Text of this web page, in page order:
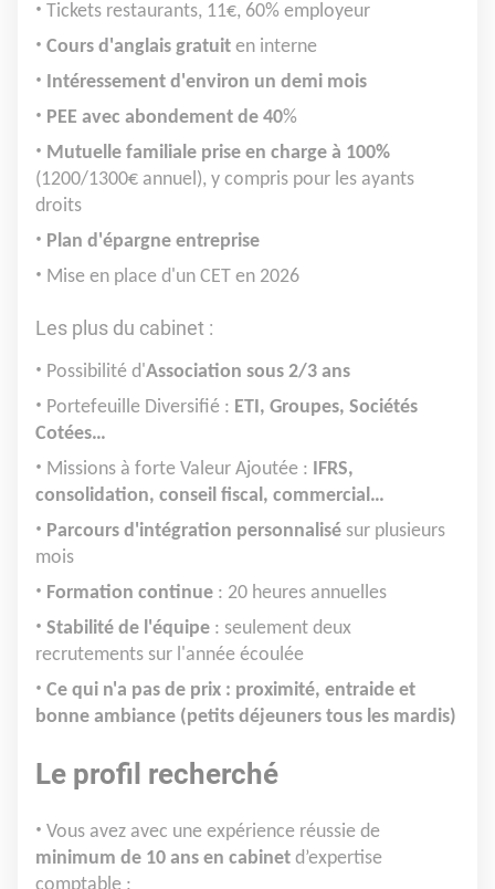
Tickets restaurants, 11€, 60% employeur
Cours d'anglais gratuit en interne
Intéressement d'environ un demi mois
PEE avec abondement de 40%
Mutuelle familiale prise en charge à 100%
(1200/1300€ annuel), y compris pour les ayants
droits
Plan d'épargne entreprise
Mise en place d'un CET en 2026
Les plus du cabinet :
Possibilité d'Association sous 2/3 ans
Portefeuille Diversifié : ETI, Groupes, Sociétés
Cotées…
Missions à forte Valeur Ajoutée : IFRS,
consolidation, conseil fiscal, commercial…
Parcours d'intégration personnalisé sur plusieurs
mois
Formation continue : 20 heures annuelles
Stabilité de l'équipe : seulement deux
recrutements sur l'année écoulée
Ce qui n'a pas de prix : proximité, entraide et
bonne ambiance (petits déjeuners tous les mardis)
Le profil recherché
Vous avez avec une expérience réussie de
minimum de 10 ans en cabinet d’expertise